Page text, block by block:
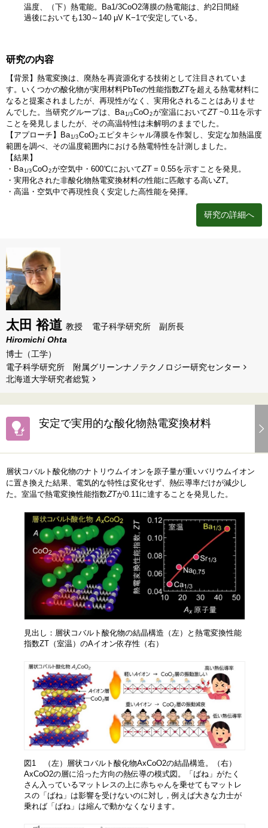
温度、（下）熱電能。Ba1/3CoO2薄膜の熱電能は、約2日間経
過後においても130～140 μV K−1で安定している。
研究の内容
【背景】熱電変換は、廃熱を再資源化する技術として注目されていま
す。いくつかの酸化物が実用材料PbTeの性能指数ZTを超える熱電材料に
なると提案されましたが、再現性がなく、実用化されることはありませ
んでした。当研究グループは、Ba1/3CoO2が室温においてZT~0.11を示す
ことを発見しましたが、その高温特性は未解明のままでした。
【アプローチ】Ba1/3CoO2 エピタキシャル薄膜を作製し、安定な加熱温度
範囲を調べ、その温度範囲内における熱電特性を計測しました。
【結果】
・Ba1/3CoO2が空気中・600℃においてZT= 0.55を示すことを発見。
・実用化された非酸化物熱電変換材料の性能に匹敵する高いZT。
・高温・空気中で再現性良く安定した高性能を発揮。
研究の詳細へ
太田 裕道 教授
電子科学研究所 副所長
Hiromichi Ohta
博士（工学）
電子科学研究所 附属グリーンナノテクノロジー研究センター
北海道⼤学研究者総覧
安定で実用的な酸化物熱電変換材料
層状コバルト酸化物のナトリウムイオンを原子量が重いバリウムイオン
に置き換えた結果、電気的な特性は変化せず、熱伝導率だけが減少し
た。室温で熱電変換性能指数ZTが0.11に達することを発見した。
見出し：層状コバルト酸化物の結晶構造（左）と熱電変換性能
指数ZT（室温）のAイオン依存性（右）
図1 （左）層状コバルト酸化物AxCoO2の結晶構造。（右）
AxCoO2の層に沿った方向の熱伝導の模式図。「ばね」がたく
さん入っているマットレスの上に赤ちゃんを乗せてもマットレ
スの「ばね」は影響を受けないのに対し，例えば大きな力士が
乗れば「ばね」は縮んで動かなくなります。